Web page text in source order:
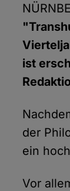
ist
der
ein
Vor